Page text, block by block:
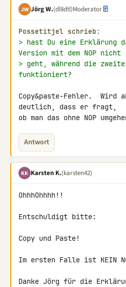
JW Jörg W.(dl8dtl)Moderator
Possetitjel schrieb:
> hast Du eine Erklärung
Version mit dem NOP nicht
> geht, während die zweite
funktioniert?
Copy&paste-Fehler.  Wird
deutlich, dass er fragt,
ob man das ohne NOP
Antwort
KK Karsten K.(karsten42)
OhhhOhhhh!!
Entschuldigt bitte:
Copy und Paste!
Im ersten Falle ist KEIN
Danke Jörg für die